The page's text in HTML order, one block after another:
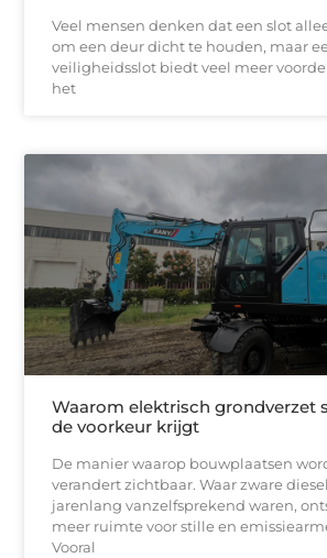
Veel mensen denken dat een slot
om een deur dicht te houden, maar
veiligheidsslot biedt veel meer
het
Waarom elektrisch grondverzet
de voorkeur krijgt
De manier waarop bouwplaatsen
verandert zichtbaar. Waar zware
jarenlang vanzelfsprekend waren,
meer ruimte voor stille en
Vooral